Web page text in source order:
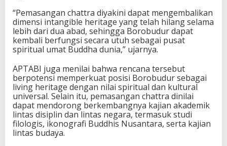
“Pemasangan chattra diyakini dapat mengembalikan
dimensi intangible heritage yang telah hilang selama
lebih dari dua abad, sehingga Borobudur dapat
kembali berfungsi secara utuh sebagai pusat
spiritual umat Buddha dunia,” ujarnya.
APTABI juga menilai bahwa rencana tersebut
berpotensi memperkuat posisi Borobudur sebagai
living heritage dengan nilai spiritual dan kultural
universal. Selain itu, pemasangan chattra dinilai
dapat mendorong berkembangnya kajian akademik
lintas disiplin dan lintas negara, termasuk studi
filologis, ikonografi Buddhis Nusantara, serta kajian
lintas budaya.